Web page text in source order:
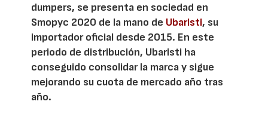
dumpers, se presenta en sociedad en
Smopyc 2020 de la mano de Ubaristi, su
importador oficial desde 2015. En este
periodo de distribución, Ubaristi ha
conseguido consolidar la marca y sigue
mejorando su cuota de mercado año tras
año.